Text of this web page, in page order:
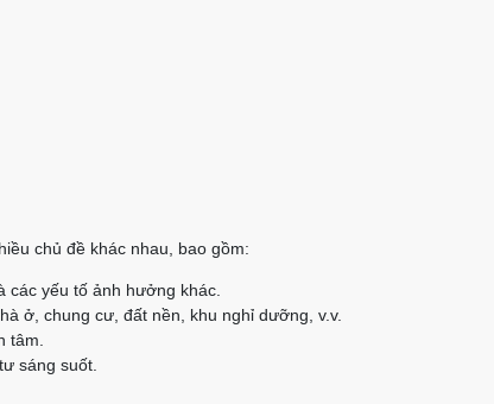
chủ đề khác nhau, bao gồm:
yếu tố ảnh hưởng khác.
ở, chung cư, đất nền, khu nghỉ dưỡng, v.v.
tâm.
sáng suốt.